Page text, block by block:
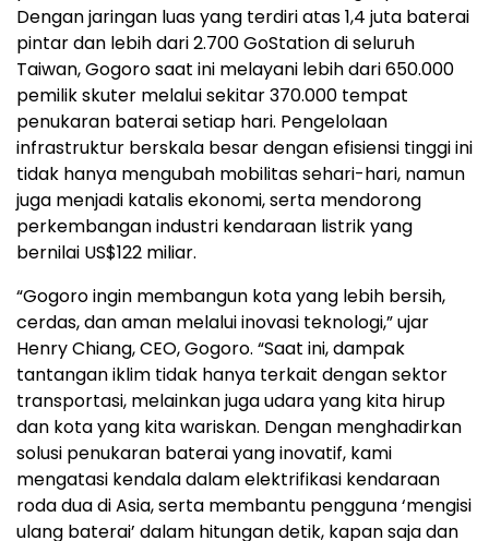
Dengan jaringan luas yang terdiri atas 1,4 juta baterai
pintar dan lebih dari 2.700 GoStation di seluruh
Taiwan, Gogoro saat ini melayani lebih dari 650.000
pemilik skuter melalui sekitar 370.000 tempat
penukaran baterai setiap hari. Pengelolaan
infrastruktur berskala besar dengan efisiensi tinggi ini
tidak hanya mengubah mobilitas sehari-hari, namun
juga menjadi katalis ekonomi, serta mendorong
perkembangan industri kendaraan listrik yang
bernilai US$122 miliar.
“Gogoro ingin membangun kota yang lebih bersih,
cerdas, dan aman melalui inovasi teknologi,” ujar
Henry Chiang, CEO, Gogoro. “Saat ini, dampak
tantangan iklim tidak hanya terkait dengan sektor
transportasi, melainkan juga udara yang kita hirup
dan kota yang kita wariskan. Dengan menghadirkan
solusi penukaran baterai yang inovatif, kami
mengatasi kendala dalam elektrifikasi kendaraan
roda dua di Asia, serta membantu pengguna ‘mengisi
ulang baterai’ dalam hitungan detik, kapan saja dan